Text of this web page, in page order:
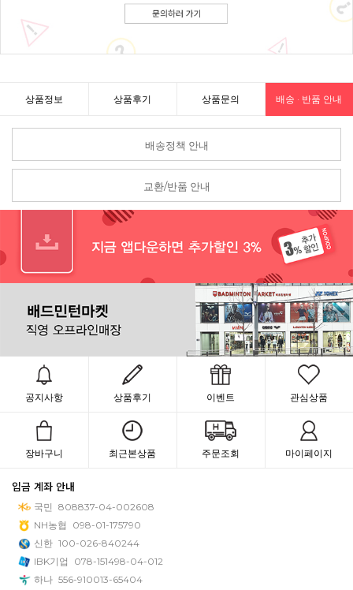
상품정보 상품후기 상품문의 배송 · 반품 안내
배송정책 안내
교환/반품 안내
공지사항 상품후기 이벤트 관심상품
장바구니 최근본상품 주문조회 마이페이지
입금 계좌 안내
국민 808837-04-002608
NH농협
098-01-175790
신한 100-026-840244
IBK기업
078-151498-04-012
하나 556-910013-65404